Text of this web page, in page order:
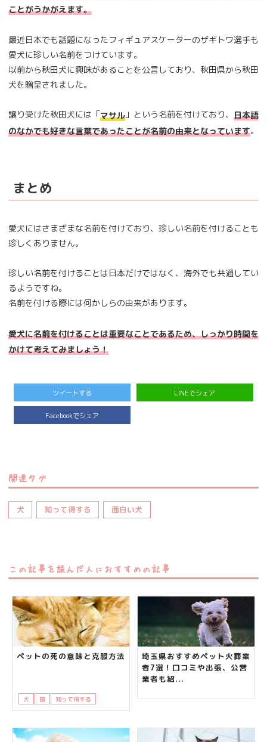
ことがうかがえます。
最近日本でも話題になったフィギュアスケーターのザギトワ選手も
愛犬に珍しい名前をつけています。
以前から秋田犬に興味があることを公言しており、秋田県から秋田
犬を贈呈されました。
譲り受けた秋田犬には「マサル 」という名前を付けており、 日本語
のなかでも好きな言葉であったことが名前の由来となっています。
まとめ
愛犬にはさまざまな名前を付けており、珍しい名前を付けることも
珍しくありません。
珍しい名前を付けることは日本だけではなく、海外でも共通してい
るようですね。
名前を付ける際には何かしらの由来があります。
愛犬に名前を付けることは重要なことであるため、しっかり時間を
かけて考えてみましょう！
ツイートする LINEでシェア
Facebookでシェア
関連タグ
犬 知って得する 面白い犬
この記事を読んだ人におすすめの記事
ペットの死の意味と克服方法
犬 猫 知って得する 飼い主さんの悩み
埼玉県おすすめペット火葬業
者7選！口コミや出張、公営
業者も紹...